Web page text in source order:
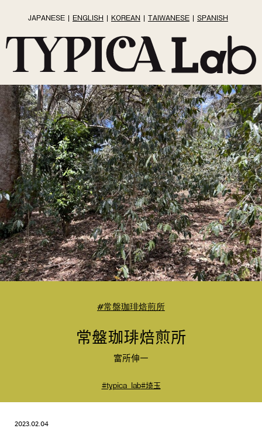
JAPANESE ENGLISH KOREAN TAIWANESE SPANISH
#常盤珈琲焙煎所
常盤珈琲焙煎所
富所伸一
#typica_lab#埼玉
2023.02.04